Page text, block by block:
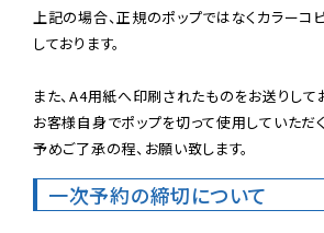
上記の場合、正規のポップではなくカラーコ
しております。
また、A4用紙へ印刷されたものをお送りして
お客様自身でポップを切って使用していただく
予めご了承の程、お願い致します。
一次予約の締切について